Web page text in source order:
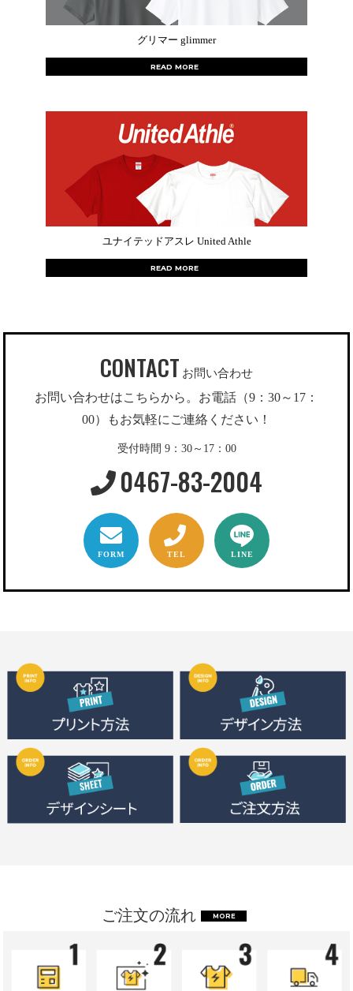
グリマー glimmer
READ MORE
ユナイテッドアスレ United Athle
READ MORE
CONTACT お問い合わせ
お問い合わせはこちらから。お電話（9：30～17：
00）もお気軽にご連絡ください！
受付時間 9：30～17：00
0467-83-2004
FORM TEL LINE
ご注文の流れ MORE